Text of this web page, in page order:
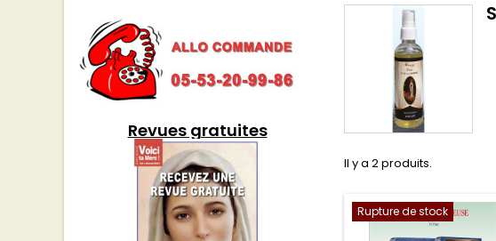
Revues gratuites
Il y a 2 produits.
Rupture de stock